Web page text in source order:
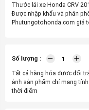
Thước lái xe Honda CRV
Được nhập khẩu và phân
Phutungotohonda.com giá
Số lượng :
Tất cả hàng hóa được đổi
ảnh sản phẩm chỉ mang
thời điểm